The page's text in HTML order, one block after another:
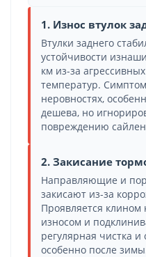
1. Износ втулок
Втулки заднего
устойчивости
км из-за
температур.
неровностях,
дешева, но
повреждению
2. Закисание
Направляющие и
закисают из-за
Проявляется
износом и
регулярная чистка
особенно после